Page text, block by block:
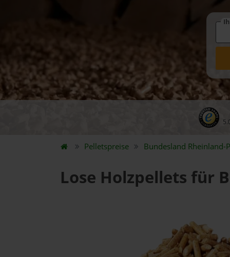
Pelletspreise Bundesland Rheinland-
Lose Holzpellets für